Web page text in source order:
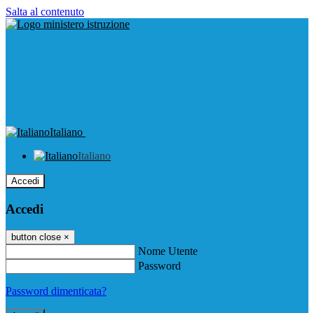
Salta al contenuto
Italiano
Italiano
Accedi
Accedi
button close ×
Nome Utente
Password
Password dimenticata?